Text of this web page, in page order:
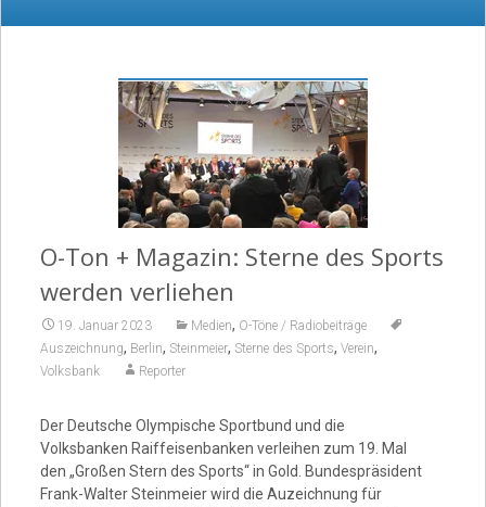
Nachrichten, Texte, Podcast, O-Töne,
O-Ton + Magazin: Sterne des Sports
werden verliehen
19. Januar 2023 Medien, O-Töne / Radiobeiträge
Auszeichnung, Berlin, Steinmeier, Sterne des Sports, Verein,
Volksbank Reporter
Der Deutsche Olympische Sportbund und die
Volksbanken Raiffeisenbanken verleihen zum 19. Mal
den „Großen Stern des Sports“ in Gold. Bundespräsident
Frank-Walter Steinmeier wird die Auzeichnung für